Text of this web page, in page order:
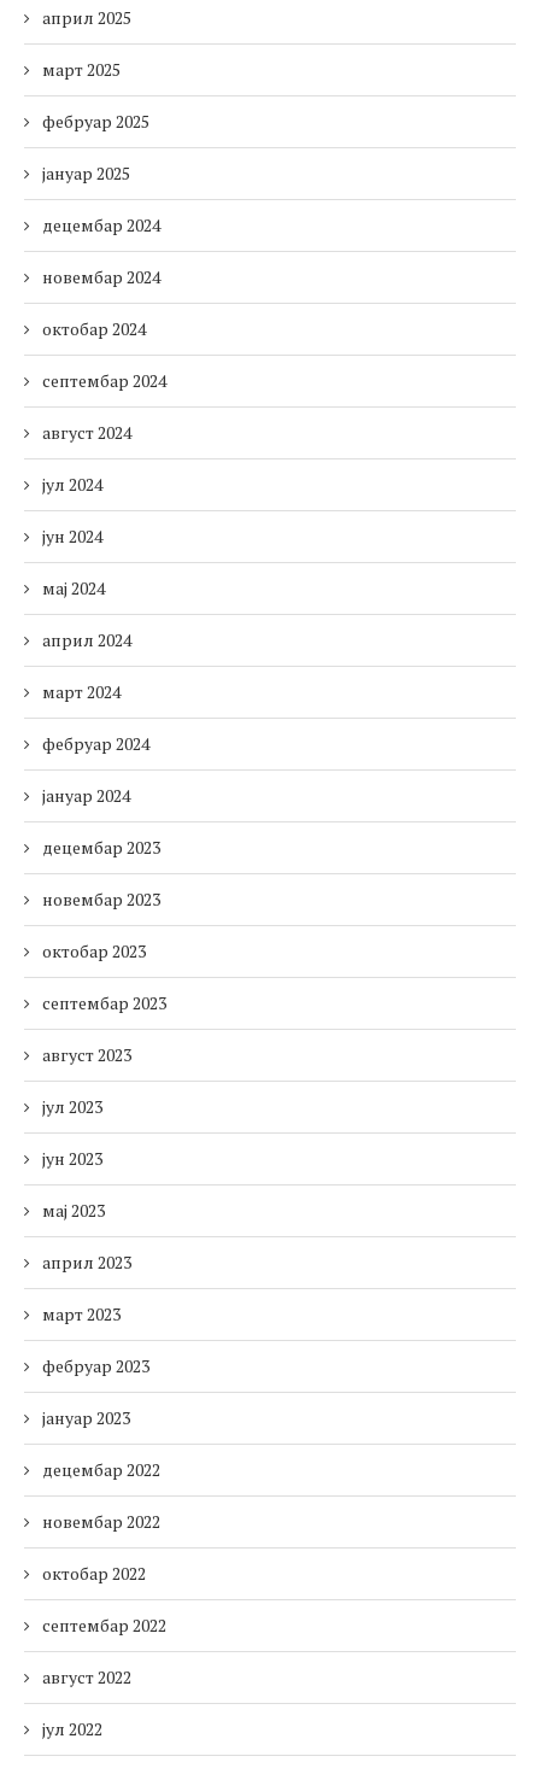
април 2025
март 2025
фебруар 2025
јануар 2025
децембар 2024
новембар 2024
октобар 2024
септембар 2024
август 2024
јул 2024
јун 2024
мај 2024
април 2024
март 2024
фебруар 2024
јануар 2024
децембар 2023
новембар 2023
октобар 2023
септембар 2023
август 2023
јул 2023
јун 2023
мај 2023
април 2023
март 2023
фебруар 2023
јануар 2023
децембар 2022
новембар 2022
октобар 2022
септембар 2022
август 2022
јул 2022